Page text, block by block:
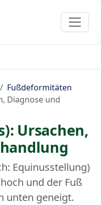
Fußdeformitäten
Diagnose und
Ursachen,
Equinusstellung)
und der Fuß
unten geneigt.